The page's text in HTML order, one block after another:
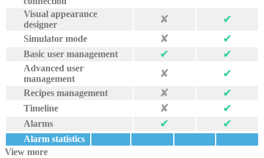
Visual appearance
designer
✘ ✔︎
Simulator mode ✘ ✔︎
Basic user management ✔︎ ✔︎
Advanced user
management
✘ ✔︎
Recipes management ✘ ✔︎
Timeline ✘ ✔︎
Alarms ✔︎ ✔︎
Alarm statistics
View more